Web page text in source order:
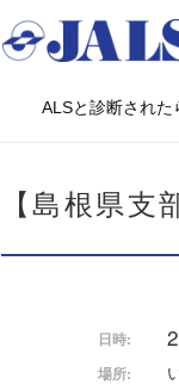
ALSと診断された
【島根県
日時:
場所: